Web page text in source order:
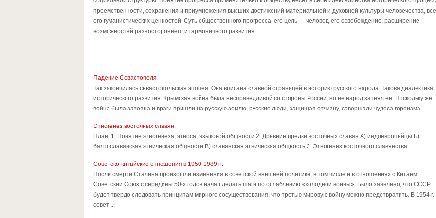
преемственности, сохранения и приумножения высших достижений материальной и духовной культуры человечества,
его гуманистических ценностей. Суть общественного прогресса, его цель — человек, его освобождение, расширение
возможностей разностороннего и гармоничного развития.
Падение Севастополя
Так закончилась севастопольская эпопея. Она вписана славной страницей в историю русского народа. Такова диалектика
исторического развития: Крымская война была несправедливой со стороны России, но не народ затеял ее. Поскольку же
война была затеяна и враги пришли на русскую землю, русские люди, защищая отчизну, совершали чудеса героизма. ...
Этногенез восточных славян
План: 1. Понятие этногенеза, этноса, языковой общности 2. Древние предки восточных славян А) индоевропейцы Б)
балтославянская этническая общности В) славянская этническая общность 3. Этногенез восточного славянства ...
Советско-китайские отношения в 1950-1989 гг.
После смерти Сталина произошли изменения в советской внешней политике, в том числе и в отношениях с Китаем.
Советский Союз с середины 50-х годов начал делать шаги по ослаблению «холодной войны». Было заявлено, что СССР
будет твердо следовать принципам мирного сосуществования, что третью мировую войну можно предотвратить. В 1954 г.
совет ...